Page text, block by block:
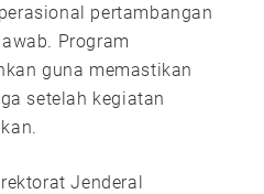
pertambangan
Program
guna memastikan
setelah kegiatan
Jenderal